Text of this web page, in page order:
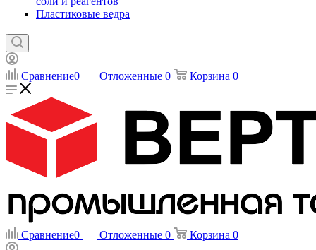
Пластиковые ведра
Сравнение0 Отложенные 0 Корзина 0
Сравнение0 Отложенные 0 Корзина 0